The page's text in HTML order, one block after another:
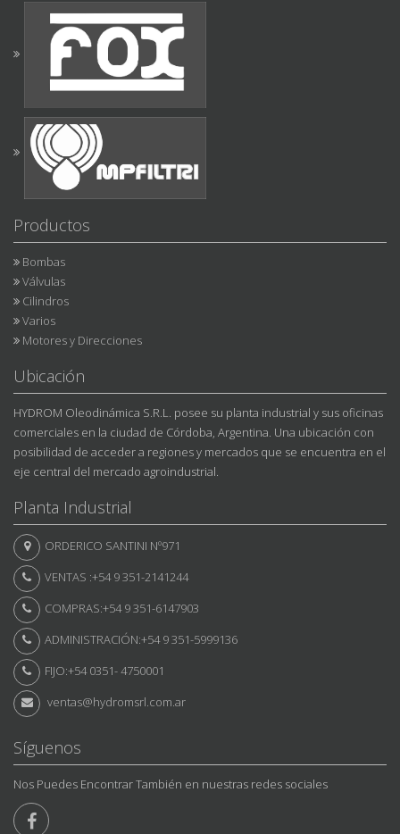
Productos
Bombas
Válvulas
Cilindros
Varios
Motores y Direcciones
Ubicación
HYDROM Oleodinámica S.R.L. posee su planta industrial y sus oficinas
comerciales en la ciudad de Córdoba, Argentina. Una ubicación con
posibilidad de acceder a regiones y mercados que se encuentra en el
eje central del mercado agroindustrial.
Planta Industrial
ORDERICO SANTINI Nº971
VENTAS :+54 9 351-2141244
COMPRAS:+54 9 351-6147903
ADMINISTRACIÓN:+54 9 351-5999136
FIJO:+54 0351- 4750001
ventas@hydromsrl.com.ar
Síguenos
Nos Puedes Encontrar También en nuestras redes sociales